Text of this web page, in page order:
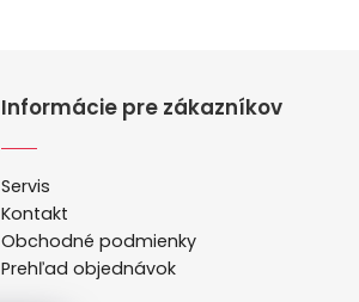
Informácie pre zákazníkov
Servis
Kontakt
Obchodné podmienky
Prehľad objednávok